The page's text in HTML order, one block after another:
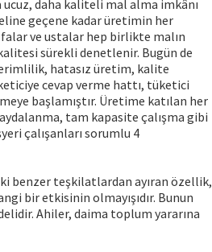
daha kaliteli mal alma imkânı
geçene kadar üretimin her
ve ustalar hep birlikte malın
sürekli denetlenir. Bugün de
hatasız üretim, kalite
cevap verme hattı, tüketici
başlamıştır. Üretime katılan her
tam kapasite çalışma gibi
çalışanları sorumlu 4
benzer teşkilatlardan ayıran özellik,
bir etkisinin olmayışıdır. Bunun
Ahiler, daima toplum yararına